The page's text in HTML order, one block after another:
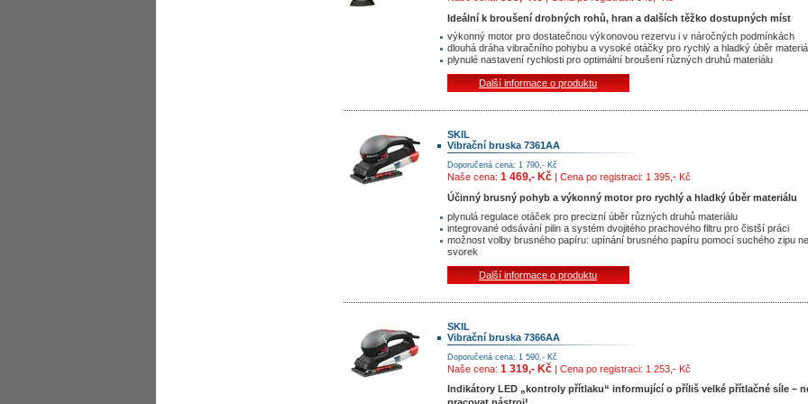
Ideální k broušení drobných rohů, hran a dalších těžko dostupných míst
výkonný motor pro dostatečnou výkonovou rezervu i v náročných podmínkách
dlouhá dráha vibračního pohybu a vysoké otáčky pro rychlý a hladký úběr
plynulé nastavení rychlosti pro optimální broušení různých druhů materiálu
Další informace o produktu
SKIL
Vibrační bruska 7361AA
Doporučená cena: 1 790,- Kč
Naše cena: 1 469,- Kč
| Cena po registraci: 1 395,- Kč
Účinný brusný pohyb a výkonný motor pro rychlý a hladký úběr materiálu
plynulá regulace otáček pro precizní úběr různých druhů materiálu
integrované odsávání pilin a systém dvojitého prachového filtru pro čistší práci
možnost volby brusného papíru: upínání brusného papíru pomocí suchého zipu
svorek
Další informace o produktu
SKIL
Vibrační bruska 7366AA
Doporučená cena: 1 590,- Kč
Naše cena: 1 319,- Kč | Cena po registraci: 1 253,- Kč
Indikátory LED „kontroly přítlaku“ informující o příliš velké přítlačné síle –